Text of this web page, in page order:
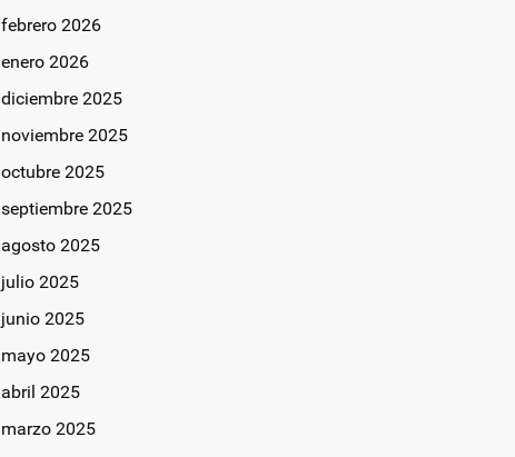
febrero 2026
enero 2026
diciembre 2025
noviembre 2025
octubre 2025
septiembre 2025
agosto 2025
julio 2025
junio 2025
mayo 2025
abril 2025
marzo 2025